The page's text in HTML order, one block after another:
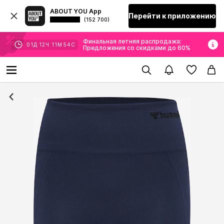
ABOUT YOU App
(152 700) Перейти к приложению
01 Д 12 Ч 11 М 54 С
Финальная летняя распродажа:
Предложения со скидками до 60%